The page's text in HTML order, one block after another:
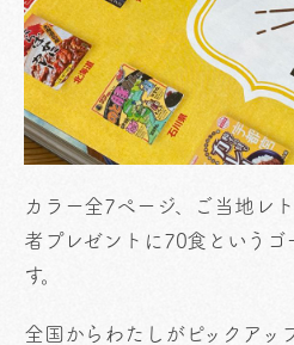
カラー全7ページ、ご当地レ
者プレゼントに70食というゴ
す。
全国からわたしがピックアッ